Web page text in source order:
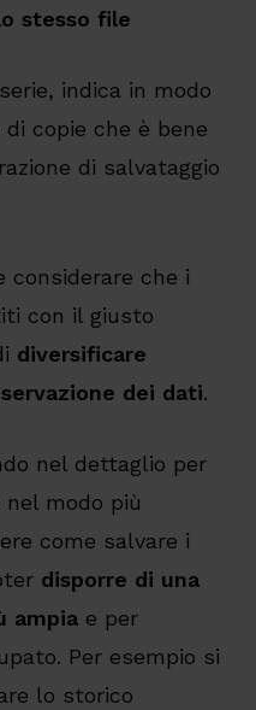
stesso file
indica in modo
copie che è bene
di salvataggio
considerare che i
con il giusto
diversificare
dei dati.
nel dettaglio per
nel modo più
come salvare i
disporre di una
ampiae per
Per esempio si
lo storico